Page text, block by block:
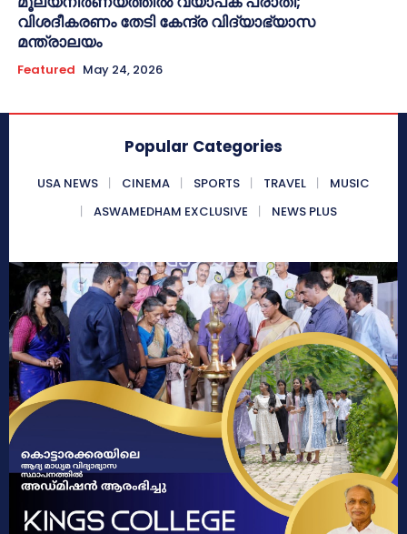
വിശദീകരണം തേടി കേന്ദ്ര വിദ്യാഭ്യാസ
മന്ത്രാലയം
Featured May 24, 2026
Popular Categories
USA NEWS CINEMA SPORTS TRAVEL
MUSIC
ASWAMEDHAM EXCLUSIVE
NEWS PLUS